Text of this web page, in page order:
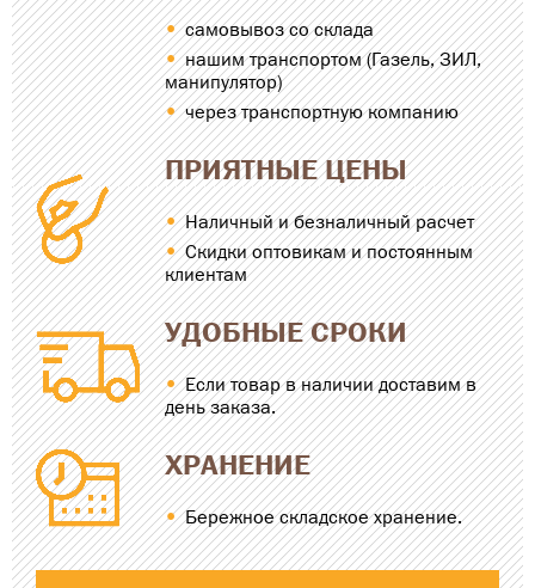
самовывоз со склада
нашим транспортом (Газель, ЗИЛ,
манипулятор)
через транспортную компанию
ПРИЯТНЫЕ ЦЕНЫ
Наличный и безналичный расчет
Скидки оптовикам и постоянным
клиентам
УДОБНЫЕ СРОКИ
Если товар в наличии доставим в
день заказа.
ХРАНЕНИЕ
Бережное складское хранение.